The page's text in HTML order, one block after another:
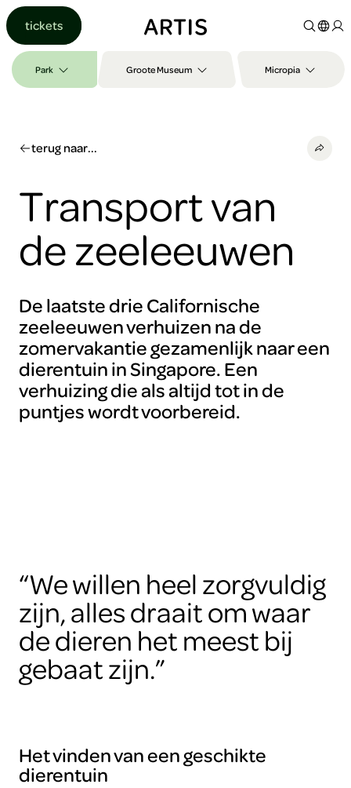
Ga naar
Ga
naar
zoeken
Park Groote Museum Micropia
tickets
terug naar...
Transport van
de zeeleeuwen
De laatste drie Californische
zeeleeuwen verhuizen na de
zomervakantie gezamenlijk naar een
dierentuin in Singapore. Een
verhuizing die als altijd tot in de
puntjes wordt voorbereid.
“We willen heel zorgvuldig
zijn, alles draait om waar
de dieren het meest bij
gebaat zijn.”
Het vinden van een geschikte
dierentuin